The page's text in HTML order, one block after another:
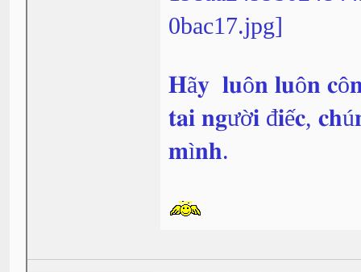
𝐇ã𝐲 𝐥𝐮ô𝐧 𝐥𝐮ô𝐧
𝐭𝐚𝐢 𝐧𝐠ườ𝐢 đ𝐢ế𝐜,
𝐦ì𝐧𝐡.